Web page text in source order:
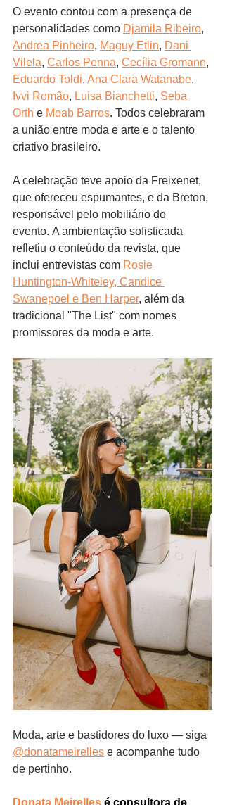
O evento contou com a presença de
personalidades como Djamila Ribeiro,
Andrea Pinheiro, Maguy Etlin, Dani
Vilela, Carlos Penna, Cecília Gromann,
Eduardo Toldi, Ana Clara Watanabe,
Ivvi Romão, Luisa Bianchetti, Seba
Orth e Moab Barros. Todos celebraram
a união entre moda e arte e o talento
criativo brasileiro.
A celebração teve apoio da Freixenet,
que ofereceu espumantes, e da Breton,
responsável pelo mobiliário do
evento. A ambientação sofisticada
refletiu o conteúdo da revista, que
inclui entrevistas com Rosie
Huntington-Whiteley, Candice
Swanepoel e Ben Harper, além da
tradicional "The List" com nomes
promissores da moda e arte.
Moda, arte e bastidores do luxo — siga
@donatameirelles e acompanhe tudo
de pertinho.
Donata Meirelles é consultora de